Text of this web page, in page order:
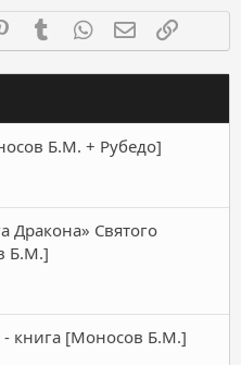
PinterestTumblr WhatsAppЭлектронная
Б.М. + Рубедо]
Дракона» Святого
Б.М.]
- книга [Моносов Б.М.]